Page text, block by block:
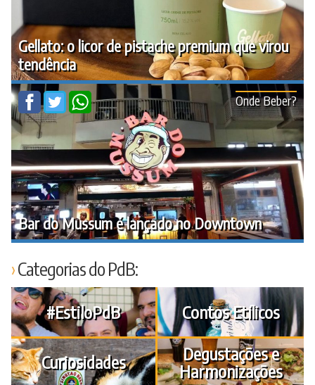
Gellato: o licor de pistache premium que virou
tendência
Bar do Mussum é lançado no Downtown
Onde Beber?
Categorias do PdB:
#EstiloPdB Contos Etílicos
Curiosidades
Degustações e
Harmonizações